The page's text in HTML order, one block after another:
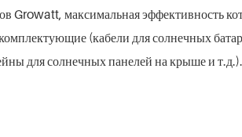
Growatt, максимальная эффективность
(кабели для солнечных
для солнечных панелей на крыше и т.д.).